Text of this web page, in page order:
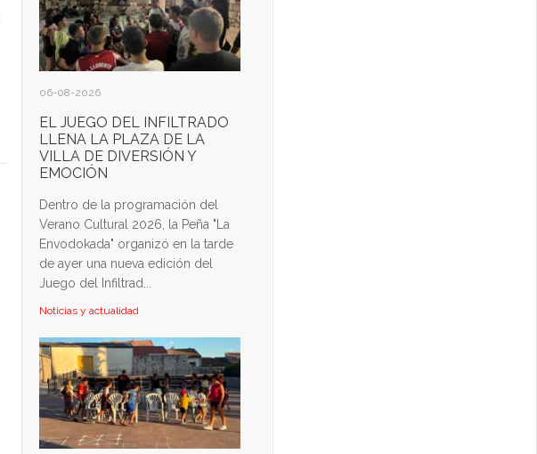
06-08-2026
EL JUEGO DEL INFILTRADO
LLENA LA PLAZA DE LA
VILLA DE DIVERSIÓN Y
EMOCIÓN
Dentro de la programación del
Verano Cultural 2026, la Peña "La
Envodokada" organizó en la tarde
de ayer una nueva edición del
Juego del Infiltrad...
Noticias y actualidad